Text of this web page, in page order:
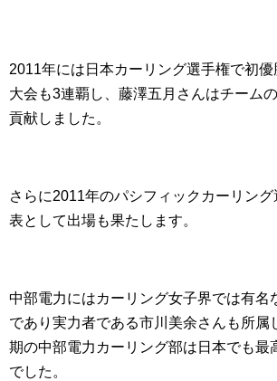
2011年には日本カーリング選手権で初
大会も3連覇し、藤澤五月さんはチーム
貢献しました。
さらに2011年のパシフィックカーリン
表として出場も果たします。
中部電力にはカーリング女子界では有名
であり実力者である市川美余さんも所属
期の中部電力カーリング部は日本でも最
でした。